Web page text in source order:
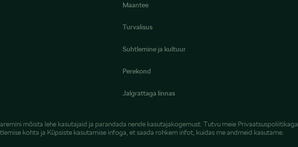
Maantee
Turvalisus
Suhtlemine ja kultuur
Perekond
Jalgrattaga linnas
mõista lehe kasutajaid ja parandada nende kasutajakogemust. Tutvu meie Privaatsuspoliitikaga
kohta ja Küpsiste kasutamise infoga , et saada rohkem infot, kuidas me andmeid kasutame.